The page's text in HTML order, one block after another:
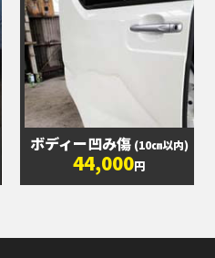
ボディー凹み傷 (10㎝以内)
44,000円